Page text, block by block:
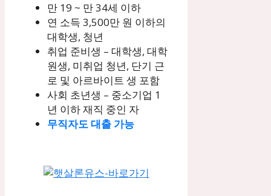
만 19 ~ 만 34세 이하
연 소득 3,500만 원 이하의
대학생, 청년
취업 준비생 – 대학생, 대학
원생, 미취업 청년, 단기 근
로 및 아르바이트 생 포함
사회 초년생 – 중소기업 1
년 이하 재직 중인 자
무직자도 대출 가능